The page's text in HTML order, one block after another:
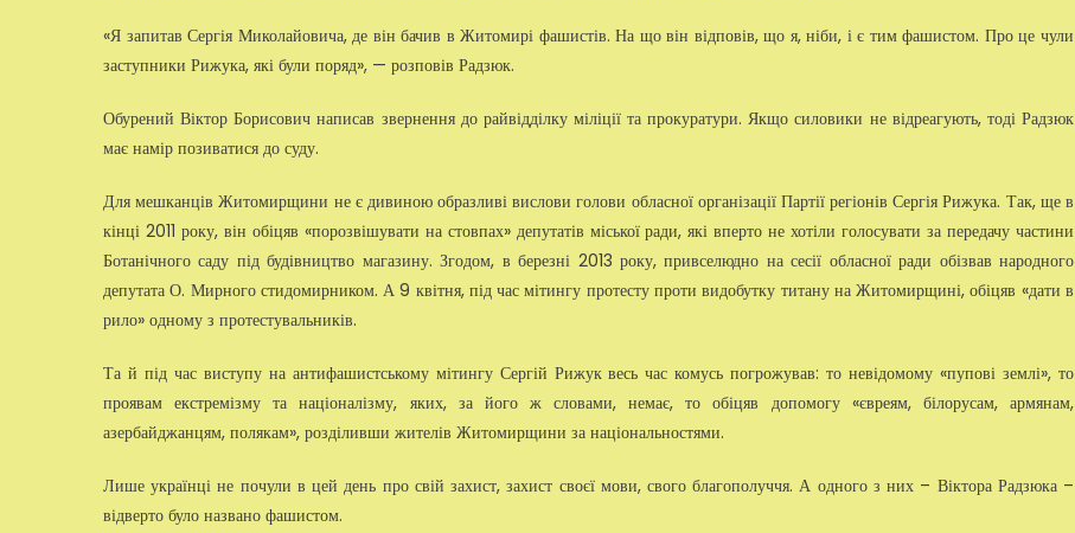
«Я запитав Сергія Миколайовича, де він бачив в Житомирі фашистів. На що він відповів, що я, ніби, і є тим фашистом. Про це чули
заступники Рижука, які були поряд», — розповів Радзюк.
Обурений Віктор Борисович написав звернення до райвідділку міліції та прокуратури. Якщо силовики не відреагують, тоді Радзюк
має намір позиватися до суду.
Для мешканців Житомирщини не є дивиною образливі вислови голови обласної організації Партії регіонів Сергія Рижука. Так, ще в
кінці 2011 року, він обіцяв «порозвішувати на стовпах» депутатів міської ради, які вперто не хотіли голосувати за передачу частини
Ботанічного саду під будівництво магазину. Згодом, в березні 2013 року, привселюдно на сесії обласної ради обізвав народного
депутата О. Мирного стидомирником. А 9 квітня, під час мітингу протесту проти видобутку титану на Житомирщині, обіцяв «дати в
рило» одному з протестувальників.
Та й під час виступу на антифашистському мітингу Сергій Рижук весь час комусь погрожував: то невідомому «пупові землі», то
проявам екстремізму та націоналізму, яких, за його ж словами, немає, то обіцяв допомогу «євреям, білорусам, армянам,
азербайджанцям, полякам», розділивши жителів Житомирщини за національностями.
Лише українці не почули в цей день про свій захист, захист своєї мови, свого благополуччя. А одного з них – Віктора Радзюка –
відверто було названо фашистом.